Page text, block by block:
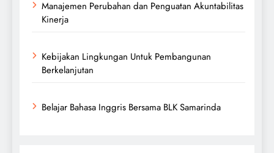
Manajemen Perubahan dan Penguatan Akuntabilitas
Kinerja
Kebijakan Lingkungan Untuk Pembangunan
Berkelanjutan
Belajar Bahasa Inggris Bersama BLK Samarinda